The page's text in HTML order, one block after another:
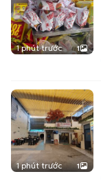
1 phút trước 1
1 phút trước 1